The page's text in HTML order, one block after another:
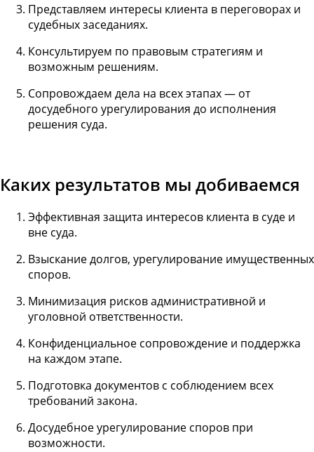
Представляем интересы клиента в переговорах и
судебных заседаниях.
Консультируем по правовым стратегиям и
возможным решениям.
Сопровождаем дела на всех этапах — от
досудебного урегулирования до исполнения
решения суда.
Каких результатов мы добиваемся
Эффективная защита интересов клиента в суде и
вне суда.
Взыскание долгов, урегулирование имущественных
споров.
Минимизация рисков административной и
уголовной ответственности.
Конфиденциальное сопровождение и поддержка
на каждом этапе.
Подготовка документов с соблюдением всех
требований закона.
Досудебное урегулирование споров при
возможности.